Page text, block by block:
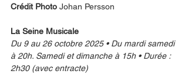
Crédit Photo Johan Persson
La Seine Musicale
Du 9 au 26 octobre 2025 • Du mardi samedi
à 20h. Samedi et dimanche à 15h • Durée :
2h30 (avec entracte)